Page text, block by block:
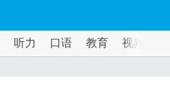
听力 口语 教育 视频